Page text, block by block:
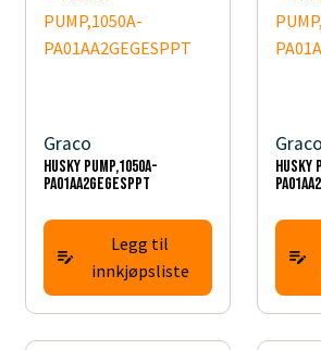
Graco
HUSKY PUMP,1050A-
PA01AA2GEGESPPT
Legg til
innkjøpsliste
Graco
HUSKY